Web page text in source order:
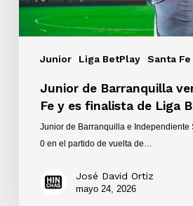
Junior Liga BetPlay Santa Fe
finalista
Betplay
Junior de Barranquilla
Fe y es finalista de Liga
Junior de Barranquilla e Independiente
0 en el partido de vuelta de…
José David Ortiz
mayo 24, 2026